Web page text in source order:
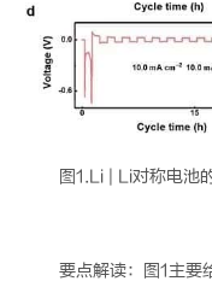
图1.Li | Li对称电池
要点解读：图1主要